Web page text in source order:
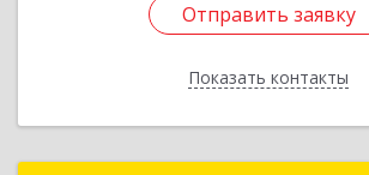
Отправить заявку
Показать контакты
Отправить заявку
Назад